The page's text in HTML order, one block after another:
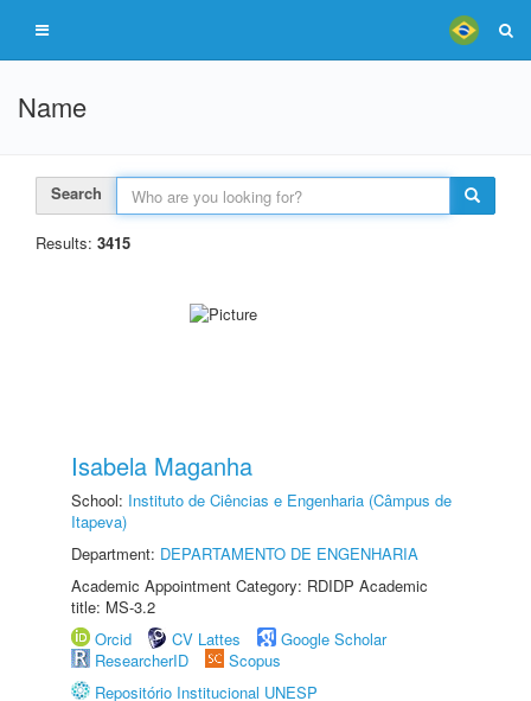
Name
Search
Results: 3415
Isabela Maganha
School: Instituto de Ciências e Engenharia (Câmpus de
Itapeva)
Department: DEPARTAMENTO DE ENGENHARIA
Academic Appointment Category: RDIDP Academic
title: MS-3.2
Orcid
CV Lattes
Google Scholar
ResearcherID
Scopus
Repositório Institucional UNESP